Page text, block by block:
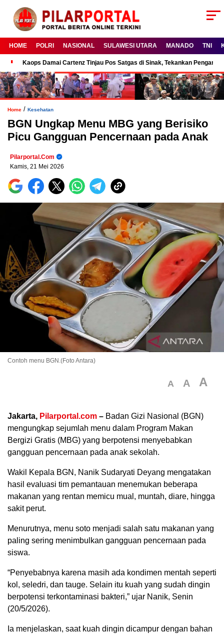
HOME POLRI NASIONAL SULAWESI UTARA MANADO TNI
Kaops Damai Cartenz Tinjau Pos Satgas di Sinak, Tekankan
Home / Kesehatan
BGN Ungkap Menu MBG yang Berisiko
Picu Gangguan Pencernaan pada Anak
Pilarportal.com
Kamis, 21 Mei 2026
Contoh menu BGN.(Foto Antara)
A A A
Jakarta, Pilarportal.com – Badan Gizi Nasional (BGN)
mengungkap sejumlah menu dalam Program Makan
Bergizi Gratis (MBG) yang berpotensi menyebabkan
gangguan pencernaan pada anak sekolah.
Wakil Kepala BGN, Nanik Sudaryati Deyang mengatakan
hasil evaluasi tim pemantauan menemukan beberapa
makanan yang rentan memicu mual, muntah, diare, hingga
sakit perut.
Menurutnya, menu soto menjadi salah satu makanan yang
paling sering menimbulkan gangguan pencernaan pada
siswa.
“Penyebabnya karena masih ada kondimen mentah seperti
kol, seledri, dan tauge. Selain itu kuah yang sudah dingin
berpotensi terkontaminasi bakteri,” ujar Nanik, Senin
(20/5/2026).
Ia menjelaskan, saat kuah dingin dicampur dengan bahan